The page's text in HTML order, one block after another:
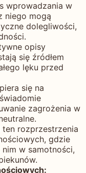
wprowadzania w
niego mogą
dolegliwości,
opisy
się źródłem
lęku przed
się na
zagrożenia w
ten rozprzestrzenia
gdzie
w samotności,